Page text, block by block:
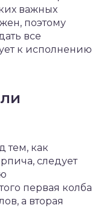
важных
поэтому
все
к исполнению
тем, как
следует
первая колба
а вторая